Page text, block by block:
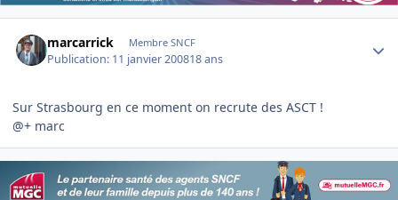
marcarrick Membre SNCF
Publication: 11 janvier 200818 ans
Sur Strasbourg en ce moment on recrute des ASCT !
@+ marc